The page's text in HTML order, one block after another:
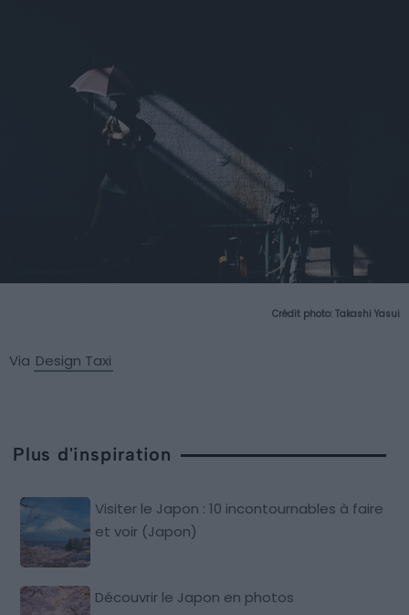
Crédit photo: Takashi Yasui
Via Design Taxi
Plus d'inspiration
Visiter le Japon : 10 incontournables à faire
et voir (Japon)
Découvrir le Japon en photos